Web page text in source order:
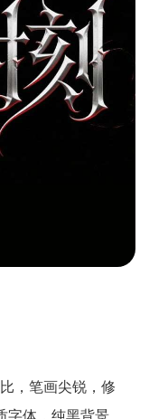
，笔画尖锐，修
字体，纯黑背景